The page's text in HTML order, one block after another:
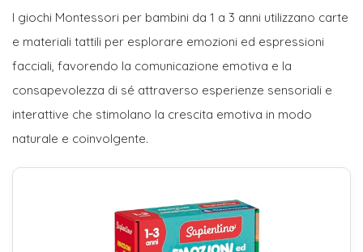
I giochi Montessori per bambini da 1 a 3 anni utilizzano carte
e materiali tattili per esplorare emozioni ed espressioni
facciali, favorendo la comunicazione emotiva e la
consapevolezza di sé attraverso esperienze sensoriali e
interattive che stimolano la crescita emotiva in modo
naturale e coinvolgente.